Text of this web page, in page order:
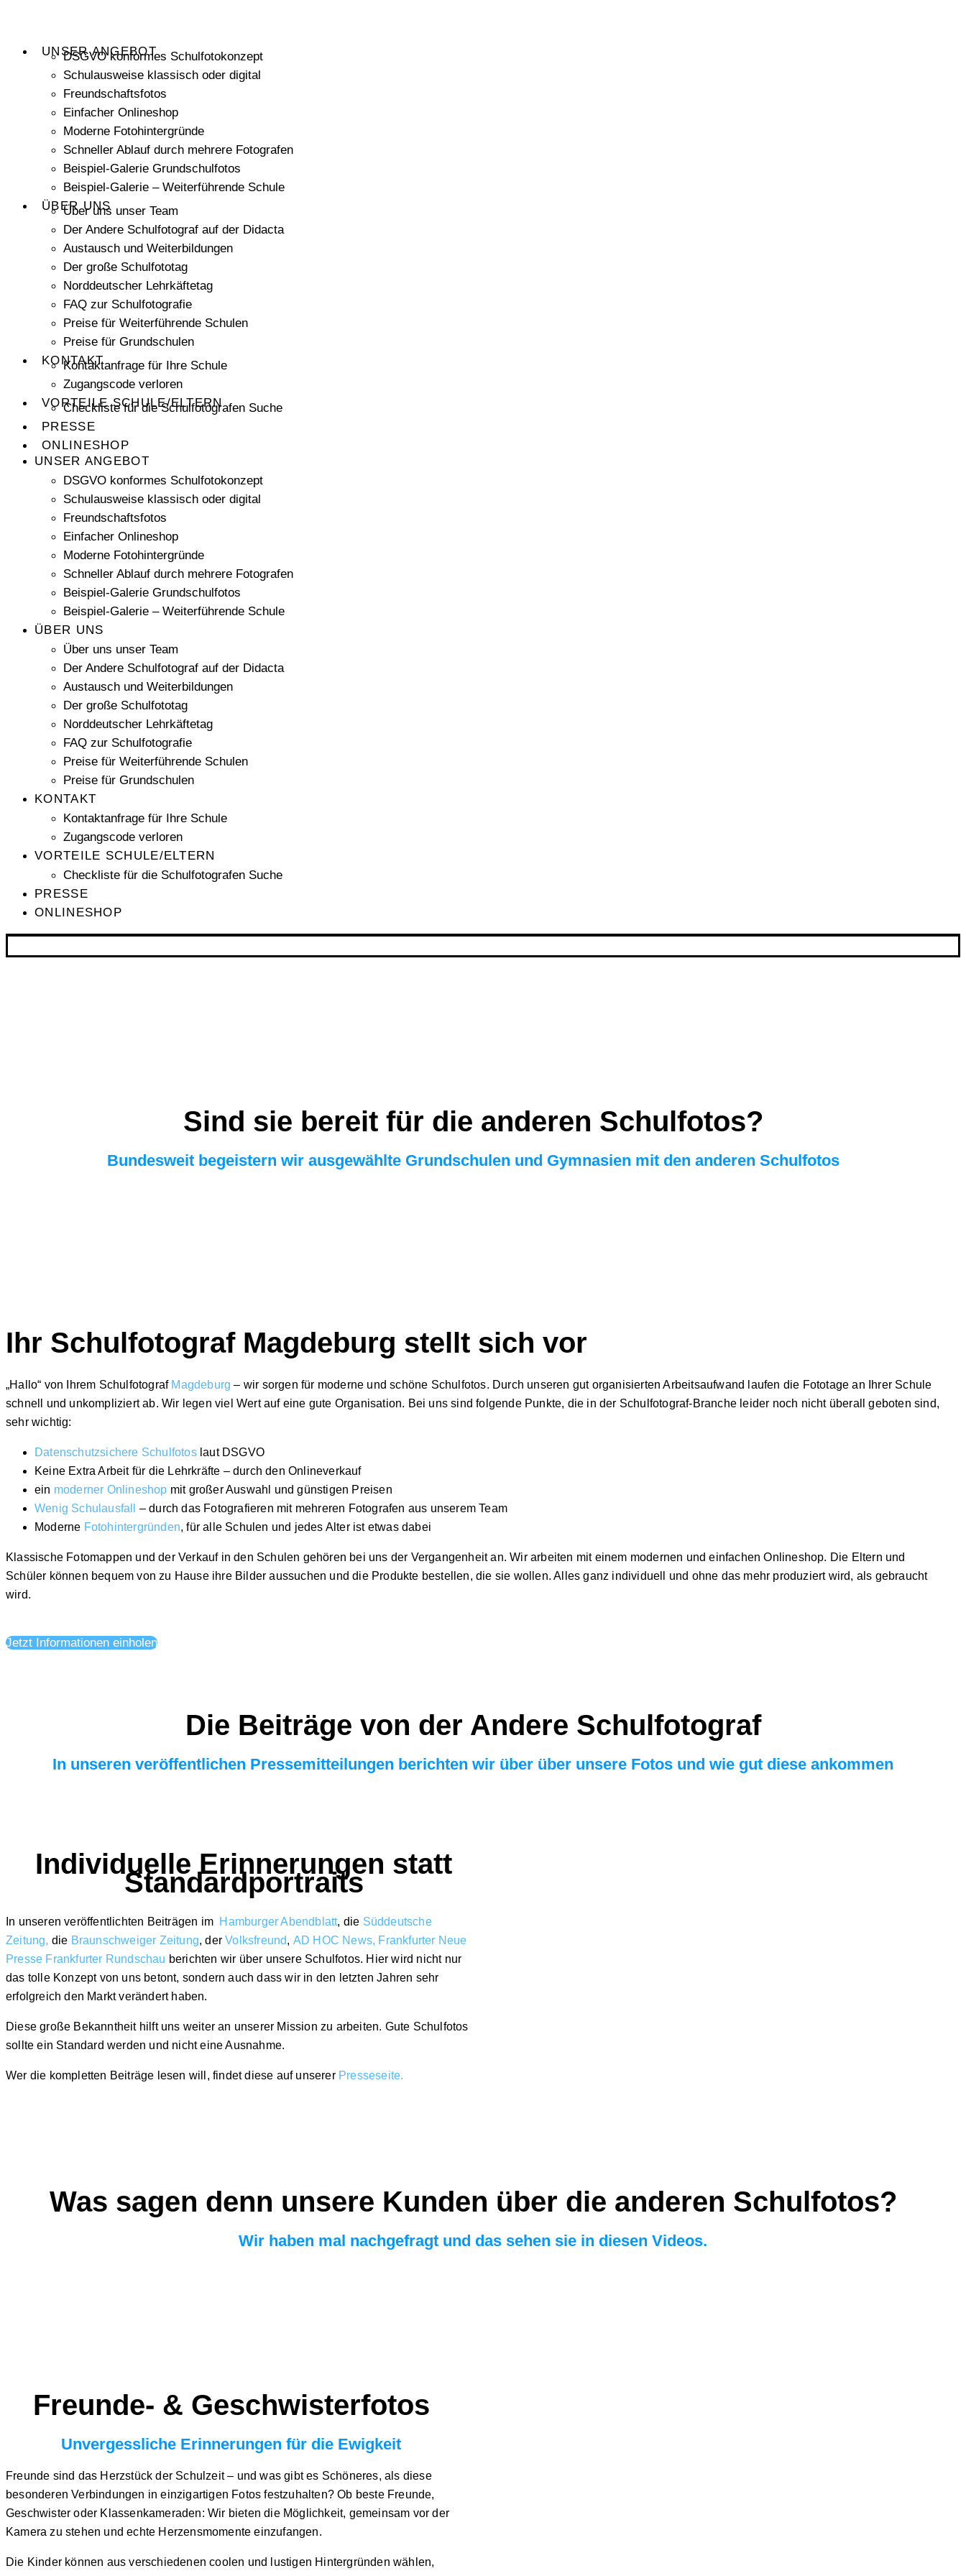
UNSER ANGEBOT
DSGVO konformes Schulfotokonzept
Schulausweise klassisch oder digital
Freundschaftsfotos
Einfacher Onlineshop
Moderne Fotohintergründe
Schneller Ablauf durch mehrere Fotografen
Beispiel-Galerie Grundschulfotos
Beispiel-Galerie – Weiterführende Schule
ÜBER UNS
Über uns unser Team
Der Andere Schulfotograf auf der Didacta
Austausch und Weiterbildungen
Der große Schulfototag
Norddeutscher Lehrkäftetag
FAQ zur Schulfotografie
Preise für Weiterführende Schulen
Preise für Grundschulen
KONTAKT
Kontaktanfrage für Ihre Schule
Zugangscode verloren
VORTEILE SCHULE/ELTERN
Checkliste für die Schulfotografen Suche
PRESSE
ONLINESHOP
UNSER ANGEBOT
DSGVO konformes Schulfotokonzept
Schulausweise klassisch oder digital
Freundschaftsfotos
Einfacher Onlineshop
Moderne Fotohintergründe
Schneller Ablauf durch mehrere Fotografen
Beispiel-Galerie Grundschulfotos
Beispiel-Galerie – Weiterführende Schule
ÜBER UNS
Über uns unser Team
Der Andere Schulfotograf auf der Didacta
Austausch und Weiterbildungen
Der große Schulfototag
Norddeutscher Lehrkäftetag
FAQ zur Schulfotografie
Preise für Weiterführende Schulen
Preise für Grundschulen
KONTAKT
Kontaktanfrage für Ihre Schule
Zugangscode verloren
VORTEILE SCHULE/ELTERN
Checkliste für die Schulfotografen Suche
PRESSE
ONLINESHOP
Sind sie bereit für die anderen Schulfotos?
Bundesweit begeistern wir ausgewählte Grundschulen und Gymnasien mit den anderen Schulfotos
Ihr Schulfotograf Magdeburg stellt sich vor
„Hallo“ von Ihrem Schulfotograf Magdeburg– wir sorgen für moderne und schöne Schulfotos. Durch unseren gut organisierten Arbeitsaufwand laufen die Fototage an Ihrer Schule
schnell und unkompliziert ab. Wir legen viel Wert auf eine gute Organisation. Bei uns sind folgende Punkte, die in der Schulfotograf-Branche leider noch nicht überall geboten sind,
sehr wichtig:
Datenschutzsichere Schulfotoslaut DSGVO
Keine Extra Arbeit für die Lehrkräfte – durch den Onlineverkauf
ein moderner Onlineshop mit großer Auswahl und günstigen Preisen
Wenig Schulausfall
– durch das Fotografieren mit mehreren Fotografen aus unserem Team
Moderne Fotohintergründen, für alle Schulen und jedes Alter ist etwas dabei
Klassische Fotomappen und der Verkauf in den Schulen gehören bei uns der Vergangenheit an. Wir arbeiten mit einem modernen und einfachen Onlineshop. Die Eltern und
Schüler können bequem von zu Hause ihre Bilder aussuchen und die Produkte bestellen, die sie wollen. Alles ganz individuell und ohne das mehr produziert wird, als gebraucht
wird.
Jetzt Informationen einholen
Die Beiträge von der Andere Schulfotograf
In unseren veröffentlichen Pressemitteilungen berichten wir über über unsere Fotos und wie gut diese ankommen
Individuelle Erinnerungen statt
Standardportraits
In unseren veröffentlichten Beiträgen im Hamburger Abendblatt, die Süddeutsche
Zeitung, die Braunschweiger Zeitung, derVolksfreund, AD HOC News, Frankfurter Neue
Presse Frankfurter Rundschau berichten wir über unsere Schulfotos. Hier wird nicht nur
das tolle Konzept von uns betont, sondern auch dass wir in den letzten Jahren sehr
erfolgreich den Markt verändert haben.
Diese große Bekanntheit hilft uns weiter an unserer Mission zu arbeiten. Gute Schulfotos
sollte ein Standard werden und nicht eine Ausnahme.
Wer die kompletten Beiträge lesen will, findet diese auf unserer Presseseite.
Was sagen denn unsere Kunden über die anderen Schulfotos?
Wir haben mal nachgefragt und das sehen sie in diesen Videos.
Freunde- & Geschwisterfotos
Unvergessliche Erinnerungen für die Ewigkeit
Freunde sind das Herzstück der Schulzeit – und was gibt es Schöneres, als diese
besonderen Verbindungen ineinzigartigen Fotos festzuhalten? Ob beste Freunde,
Geschwister oder Klassenkameraden: Wir bieten die Möglichkeit, gemeinsam vor der
Kamera zu stehen und echte Herzensmomente einzufangen.
Die Kinder können aus verschiedenen coolen und lustigen Hintergründen wählen,